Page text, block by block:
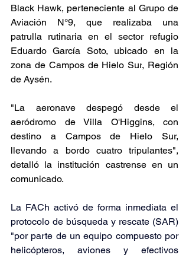
Black Hawk, perteneciente al Grupo de
Aviación N°9, que realizaba una
patrulla rutinaria en el sector refugio
Eduardo García Soto, ubicado en la
zona de Campos de Hielo Sur, Región
de Aysén.
"La aeronave despegó desde el
aeródromo de Villa O'Higgins, con
destino a Campos de Hielo Sur,
llevando a bordo cuatro tripulantes",
detalló la institución castrense en un
comunicado.
La FACh activó de forma inmediata el
protocolo de búsqueda y rescate (SAR)
"por parte de un equipo compuesto por
helicópteros, aviones y efectivos